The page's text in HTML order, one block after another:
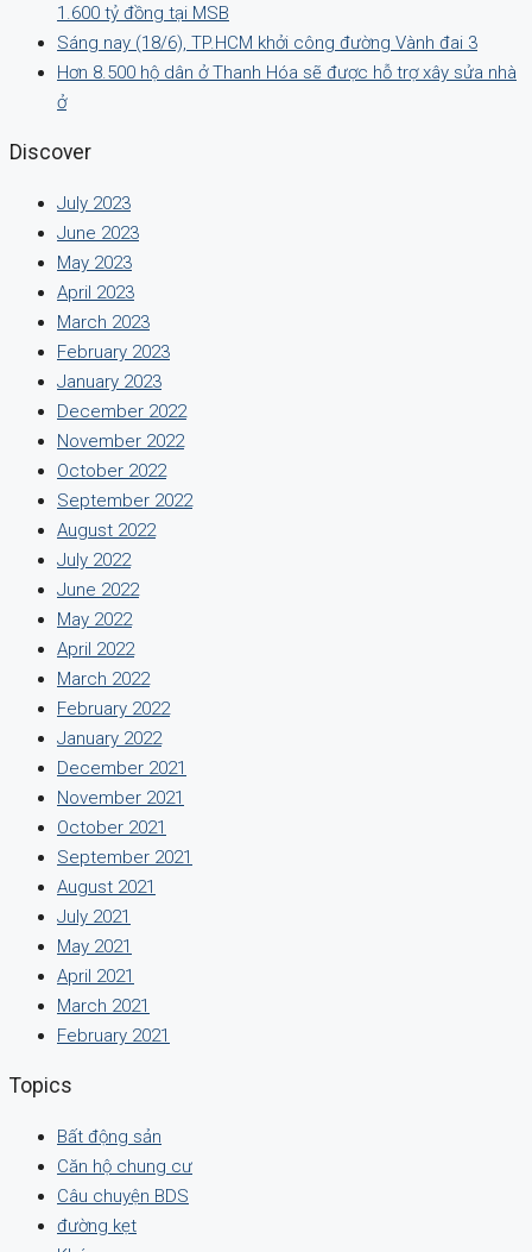
1.600 tỷ đồng tại MSB
Sáng nay (18/6), TP.HCM khởi công đường Vành đai 3
Hơn 8.500 hộ dân ở Thanh Hóa sẽ được hỗ trợ xây sửa nhà
ở
Discover
July 2023
June 2023
May 2023
April 2023
March 2023
February 2023
January 2023
December 2022
November 2022
October 2022
September 2022
August 2022
July 2022
June 2022
May 2022
April 2022
March 2022
February 2022
January 2022
December 2021
November 2021
October 2021
September 2021
August 2021
July 2021
May 2021
April 2021
March 2021
February 2021
Topics
Bất động sản
Căn hộ chung cư
Câu chuyện BDS
đường kẹt